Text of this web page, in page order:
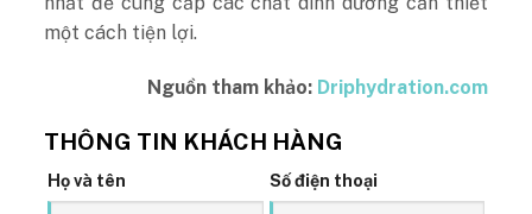
một cách tiện lợi.
Nguồn tham khảo: Driphydration.com
THÔNG TIN KHÁCH HÀNG
Họ và tên Số điện thoại